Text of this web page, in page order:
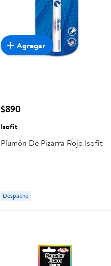
$890
Isofit
Plumón De Pizarra Rojo Isofit
Despacho
Agregar